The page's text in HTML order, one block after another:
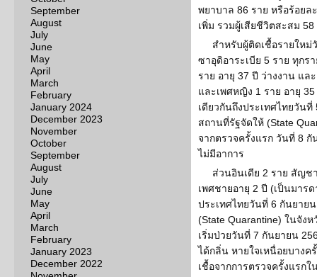
September
August
July
June
May
April
March
February
January 2024
December 2023
November
October
September
August
July
June
May
April
March
February
January 2023
December 2022
พยาบาล 86 ราย หรือร้อยล
เพิ่ม รวมผู้เสียชีวิตสะสม
สำหรับผู้ติดเชื้อรายใหม่
ซาอุดิอาระเบีย 5 ราย ทุกร
ราย อายุ 37 ปี ว่างงาน แล
และเพศหญิง 1 ราย อายุ
เดียวกันถึงประเทศไทยวัน
สถานที่รัฐจัดให้ (State
จากตรวจครั้งแรก วันที่ 8
ไม่มีอาการ
ส่วนอินเดีย 2 ราย สัญช
เพศชายอายุ 2 ปี (เป็นมาร
ประเทศไทยวันที่ 6 กันยาย
(State Quarantine) ในจัง
เริ่มป่วยวันที่ 7 กันยายน
ได้กลิ่น หายใจเหนื่อยบางค
เชื้อจากการตรวจครั้งแรก